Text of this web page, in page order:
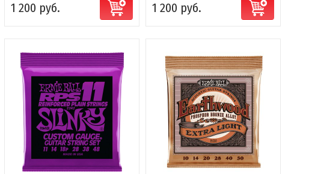
1 200 руб. 1 200 руб.